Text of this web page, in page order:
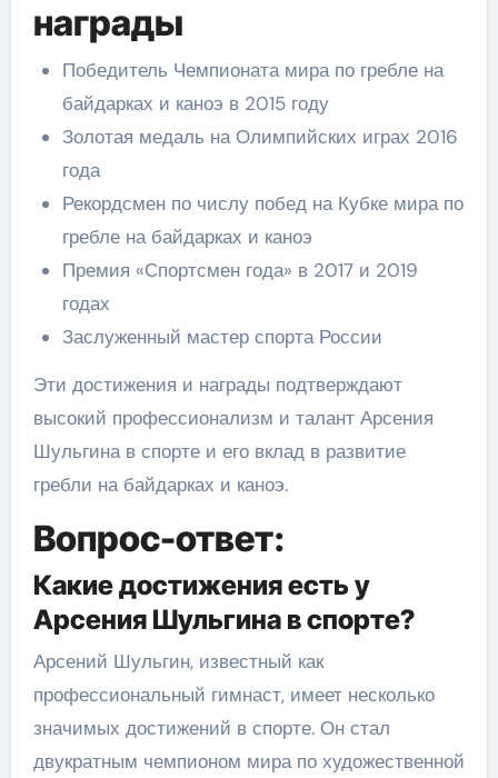
награды
Победитель Чемпионата мира по гребле на
байдарках и каноэ в 2015 году
Золотая медаль на Олимпийских играх 2016
года
Рекордсмен по числу побед на Кубке мира по
гребле на байдарках и каноэ
Премия «Спортсмен года» в 2017 и 2019
годах
Заслуженный мастер спорта России
Эти достижения и награды подтверждают
высокий профессионализм и талант Арсения
Шульгина в спорте и его вклад в развитие
гребли на байдарках и каноэ.
Вопрос-ответ:
Какие достижения есть у
Арсения Шульгина в спорте?
Арсений Шульгин, известный как
профессиональный гимнаст, имеет несколько
значимых достижений в спорте. Он стал
двукратным чемпионом мира по художественной